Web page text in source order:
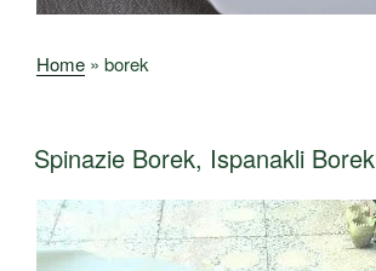
Home » borek
Spinazie Borek, Ispanakli Borek